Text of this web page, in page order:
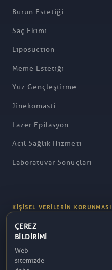
Burun Estetiği
Saç Ekimi
Liposuction
Meme Estetiği
Yüz Gençleştirme
Jinekomasti
Lazer Epilasyon
Acil Sağlık Hizmeti
Laboratuvar Sonuçları
KIŞISEL VERILERIN KORUNMASI
KVKK Politikamız
Aydınlatma Metni
ÇEREZ
BILDIRIMI
Web
sitemizde